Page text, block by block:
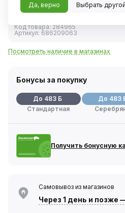
Код товара:284965
Артикул: 686209063
Посмотреть наличие в магазинах
Бонусы за покупку
До 483 Б
Стандартная
До 483
Получить бонусную
Самовывоз из магазинов
Через 1 день и позже
Да, верно Выбрать другой